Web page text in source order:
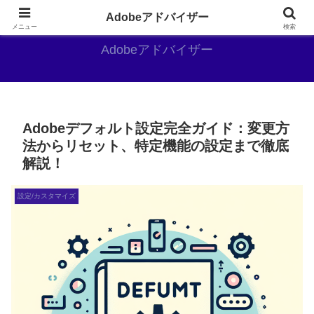
Adobe好きのAdobe推しブログ
Adobeアドバイザー
Adobeデフォルト設定完全ガイド：変更方
法からリセット、特定機能の設定まで徹底
解説！
設定/カスタマイズ
メニュー
Adobeアドバイザー
検索